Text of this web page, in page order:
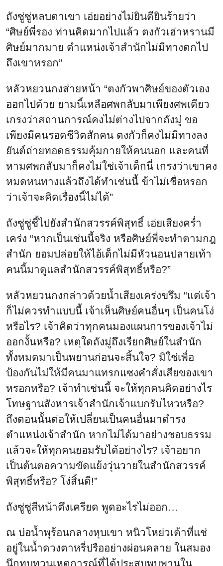
ถังซู่ซู่หลบตาเขา เอ่ยอย่างไม่ยินดียินร้ายว่า
“ศิษย์พี่รอง ท่านคิดมากไปแล้ว ตงกัวเฮ่าหรานมี
ศิษย์มากมาย ตำแหน่งเจ้าสำนักไม่มีทางตกไป
ถึงเขาหรอก”
หลัวหยวนกงส่ายหน้า “ตงกัวพาศิษย์ของตัวเอง
ออกไปด้วย ยามนี้เหลือศพกลับมาเพียงศพเดียว
เกรงว่าสถานการณ์คงไม่ต่างไปจากถังมู่ ขอ
เพียงมีคนรอดชีวิตสักคน ตงกัวก็คงไม่มีทางลง
ยันต์ถ่ายทอดธรรมคุ้มกายให้คนนอก และคนที่
หามศพกลับมาก็คงไม่ใช่เจ้าเด็กนี่ เกรงว่าเขาคง
หมดหนทางแล้วถึงได้ทำเช่นนี้ ข้าไม่เชื่อหรอก
ว่าเจ้าจะคิดเรื่องนี้ไม่ได้”